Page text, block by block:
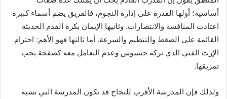
أساسية؛ أولها القدرة على إدارة النجوم، فالفريق يضم أسماء كبيرة
اعتادت المنافسة والانتصارات. وثانيها الإيمان بكرة القدم الحديثة
القائمة على الضغط والتنظيم والسرعة. أما ثالثها فهو الأهم: احترام
الإرث الفني الذي تركه جيسوس وعدم التعامل معه كصفحة يجب
تمزيقها.
ولذلك فإن المدرسة الأقرب للنجاح قد تكون المدرسة التي تشبه